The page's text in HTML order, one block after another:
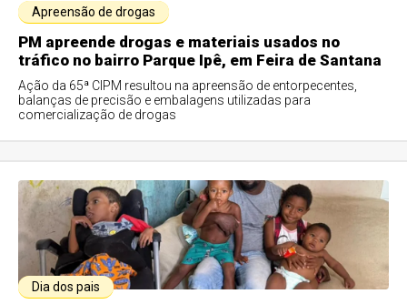
Apreensão de drogas
PM apreende drogas e materiais usados no
tráfico no bairro Parque Ipê, em Feira de Santana
Ação da 65ª CIPM resultou na apreensão de entorpecentes,
balanças de precisão e embalagens utilizadas para
comercialização de drogas
Dia dos pais